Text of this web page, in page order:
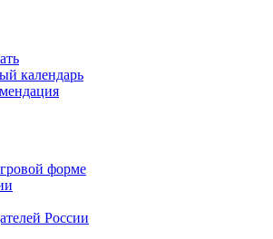
календарь
форме
России